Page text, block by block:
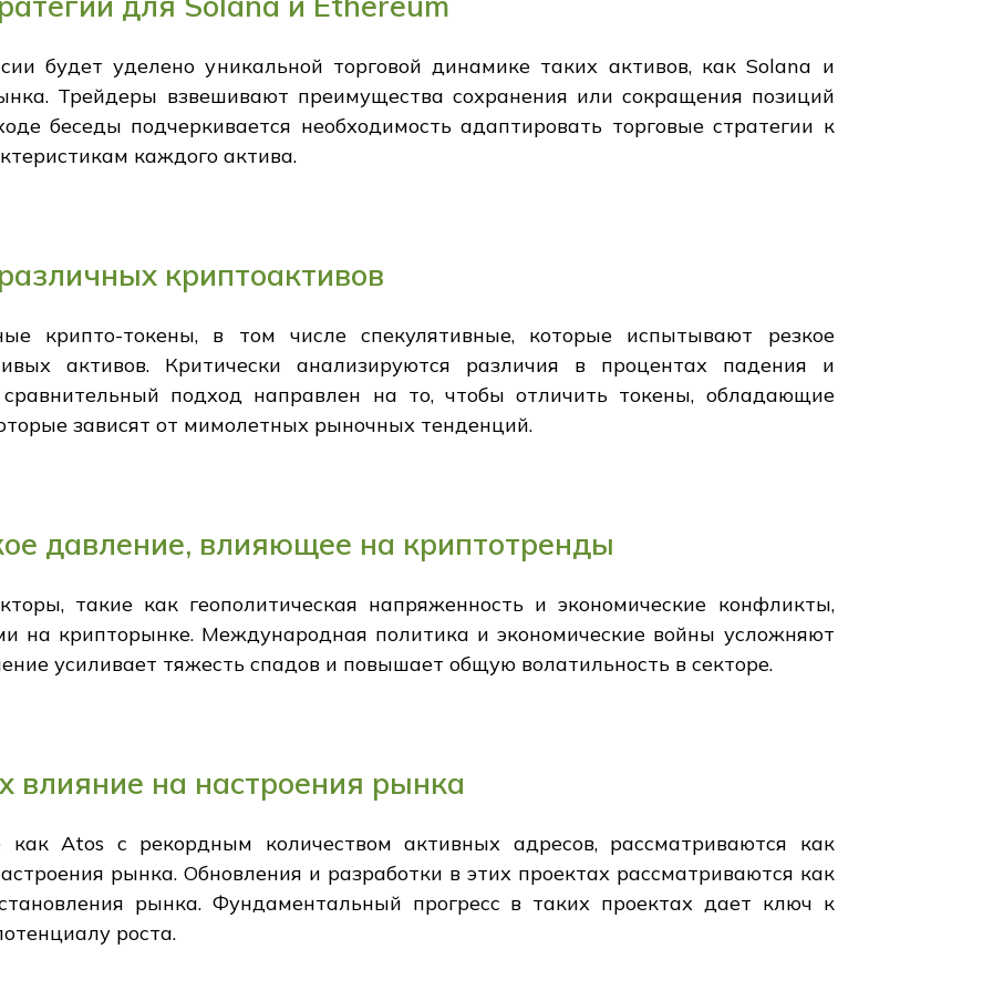
будет уделено уникальной торговой динамике таких активов, как Solana и
Трейдеры взвешивают преимущества сохранения или сокращения позиций
беседы подчеркивается необходимость адаптировать торговые стратегии к
каждого актива.
криптоактивов
крипто-токены, в том числе спекулятивные, которые испытывают резкое
активов. Критически анализируются различия в процентах падения и
сравнительный подход направлен на то, чтобы отличить токены, обладающие
зависят от мимолетных рыночных тенденций.
давление, влияющее на криптотренды
такие как геополитическая напряженность и экономические конфликты,
на крипторынке. Международная политика и экономические войны усложняют
усиливает тяжесть спадов и повышает общую волатильность в секторе.
влияние на настроения рынка
как Atos с рекордным количеством активных адресов, рассматриваются как
рынка. Обновления и разработки в этих проектах рассматриваются как
рынка. Фундаментальный прогресс в таких проектах дает ключ к
роста.